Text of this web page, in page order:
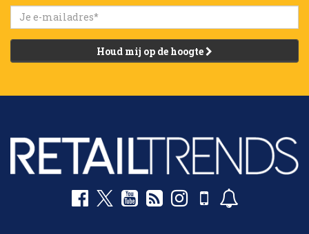
Houd mij op de hoogte